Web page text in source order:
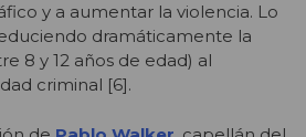
y a aumentar la violencia. Lo
dramáticamente la
8 y 12 años de edad) al
criminal [6].